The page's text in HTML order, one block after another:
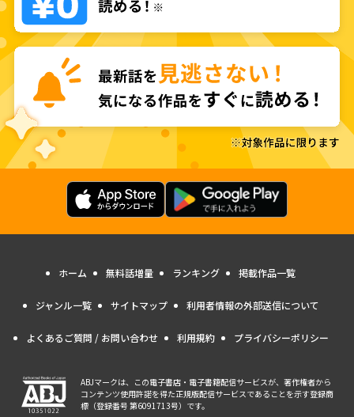
ホーム 無料話増量 ランキング 掲載作品一覧
ジャンル一覧 サイトマップ 利用者情報の外部送信について
よくあるご質問 / お問い合わせ 利用規約 プライバシーポリシー
ABJマークは、この電子書店・電子書籍配信サービスが、著作権者から
コンテンツ使用許諾を得た正規版配信サービスであることを示す登録商
標（登録番号 第6091713号）です。